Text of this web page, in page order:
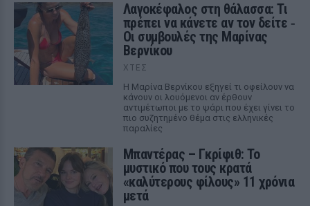
Λαγοκέφαλος στη θάλασσα: Τι
πρέπει να κάνετε αν τον δείτε ‑
Οι συμβουλές της Μαρίνας
Βερνίκου
ΧΤΕΣ
Η Μαρίνα Βερνίκου εξηγεί τι οφείλουν να
κάνουν οι λουόμενοι αν έρθουν
αντιμέτωποι με το ψάρι που έχει γίνει το
πιο συζητημένο θέμα στις ελληνικές
παραλίες
Μπαντέρας – Γκρίφιθ: Το
μυστικό που τους κρατά
«καλύτερους φίλους» 11 χρόνια
μετά